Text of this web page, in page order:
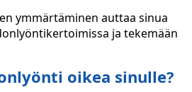
ymmärtäminen auttaa sinua
ja tekemään
oikea sinulle?